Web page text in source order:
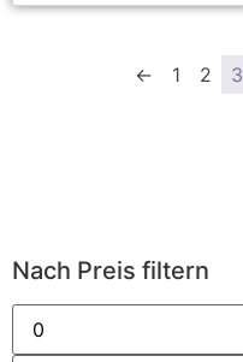
← 1 2 3
Nach Preis filtern